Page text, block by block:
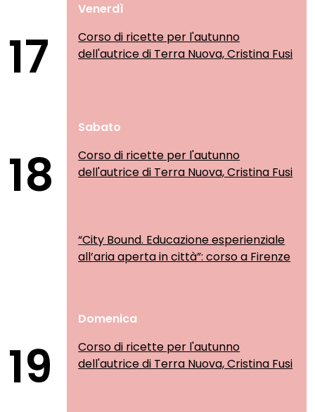
17
Venerdì
Corso di ricette per l'autunno
dell'autrice di Terra Nuova, Cristina Fusi
18
Sabato
Corso di ricette per l'autunno
dell'autrice di Terra Nuova, Cristina Fusi
“City Bound. Educazione esperienziale
all’aria aperta in città”: corso a Firenze
19
Domenica
Corso di ricette per l'autunno
dell'autrice di Terra Nuova, Cristina Fusi